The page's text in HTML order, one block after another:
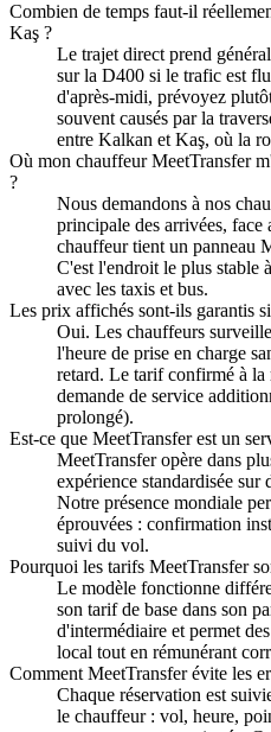
Combien de temps faut-il
Kaş ?
Le trajet direct prend
sur la D400 si le trafic est
d'après-midi, prévoyez
souvent causés par la
entre Kalkan et Kaş, où la
Où mon chauffeur MeetTransfer
?
Nous demandons à nos
principale des arrivées,
chauffeur tient un panneau
C'est l'endroit le plus stable
avec les taxis et bus.
Les prix affichés sont-ils garantis
Oui. Les chauffeurs
l'heure de prise en charge
retard. Le tarif confirmé à la
demande de service
prolongé).
Est-ce que MeetTransfer est un
MeetTransfer opère dans
expérience standardisée
Notre présence mondiale
éprouvées : confirmation
suivi du vol.
Pourquoi les tarifs MeetTransfer
Le modèle fonctionne
son tarif de base dans son
d'intermédiaire et permet
local tout en rémunérant
Comment MeetTransfer évite les
Chaque réservation est
le chauffeur : vol, heure,